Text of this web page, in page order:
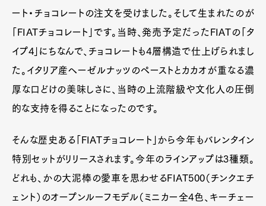
ート・チョコレートの注文を受けました。そして生まれたのが
「FIATチョコレート」です。当時、発売予定だったFIATの「タ
イプ4」にちなんで、チョコレートも4層構造で仕上げられまし
た。イタリア産ヘーゼルナッツのペーストとカカオが重なる濃
厚な口どけの美味しさに、当時の上流階級や文化人の圧倒
的な支持を得ることになったのです。
そんな歴史ある「FIATチョコレート」から今年もバレンタイン
特別セットがリリースされます。今年のラインアップは3種類。
どれも、かの大泥棒の愛車を思わせるFIAT500（チンクエチ
ェント）のオープンルーフモデル（ミニカー全4色、キーチェー